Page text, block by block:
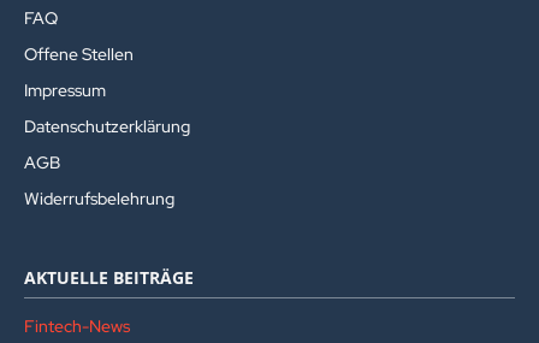
FAQ
Offene Stellen
Impressum
Datenschutzerklärung
AGB
Widerrufsbelehrung
AKTUELLE BEITRÄGE
Fintech-News